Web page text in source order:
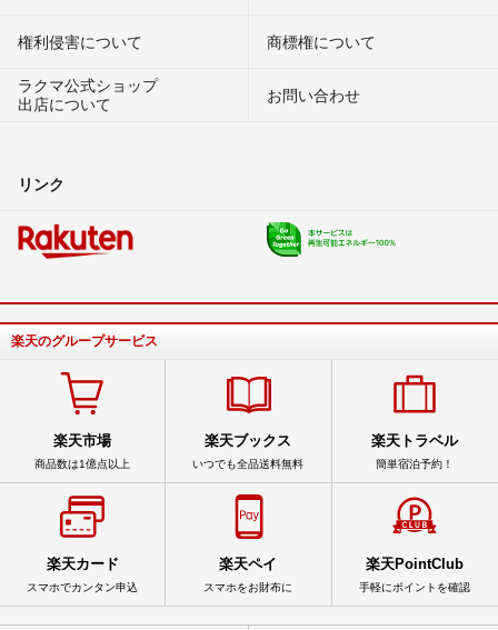
権利侵害について
商標権について
ラクマ公式ショップ
出店について
お問い合わせ
リンク
楽天のグループサービス
楽天市場
商品数は1億点以上
楽天ブックス
いつでも全品送料無料
楽天トラベル
簡単宿泊予約！
楽天カード
スマホでカンタン申込
楽天ペイ
スマホをお財布に
楽天PointClub
手軽にポイントを確認